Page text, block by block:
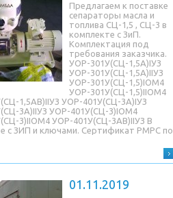
Предлагаем к поставке
сепараторы масла и
топлива СЦ-1,5 , СЦ-3 в
комплекте с ЗиП.
Комплектация под
требования заказчика.
УОР-301У(СЦ-1,5A)IУЗ
УОР-301У(СЦ-1,5A)IIУЗ
УОР-301У(СЦ-1,5)IОМ4
УОР-301У(СЦ-1,5)IIОМ4
1,5AB)IIУЗ УОР-401У(СЦ-3A)IУЗ
3A)IIУЗ УОР-401У(СЦ-3)IОМ4
3)IIОМ4 УОР-401У(СЦ-3AB)IIУЗ В
с ЗИП и ключами. Сертификат РМРС по
01.11.2019